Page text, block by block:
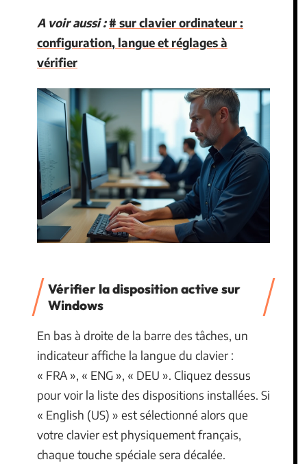
A voir aussi :# sur clavier ordinateur :
configuration, langue et réglages à
vérifier
Vérifier la disposition active sur
Windows
En bas à droite de la barre des tâches, un
indicateur affiche la langue du clavier :
« FRA », « ENG », « DEU ». Cliquez dessus
pour voir la liste des dispositions installées. Si
« English (US) » est sélectionné alors que
votre clavier est physiquement français,
chaque touche spéciale sera décalée.